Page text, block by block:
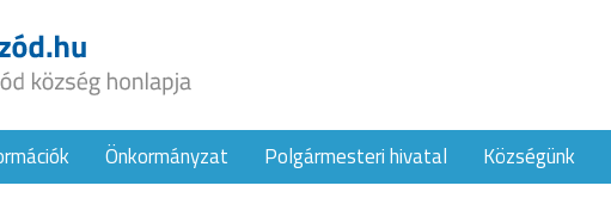
Önkormányzat Polgármesteri hivatal Községünk